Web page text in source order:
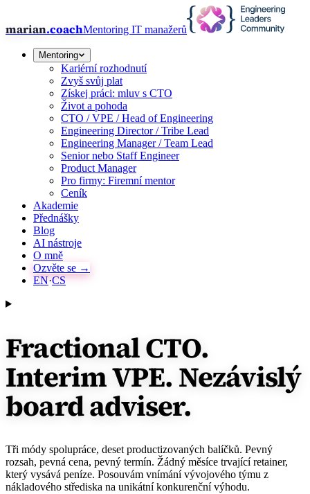
marian.coachMentoring IT manažerů
Mentoring
Kariérní rozhodnutí
Zvyš svůj plat
Získej práci: mluv s CTO
Život a pohoda
CTO / VPE / Head of Engineering
Engineering Director / Tribe Lead
Engineering Manager / Team Lead
Senior nebo Staff Engineer
Product Manager
Pro firmy: Firemní mentor
Ceník
Akademie
Přednášky
Blog
AI nástroje
O mně
Ozvěte se →
EN·CS
Fractional CTO.
Interim VPE. Nezávislý
board adviser.
Tři módy spolupráce, deset productizovaných balíčků. Pevný
rozsah, pevná cena, pevný termín. Žádný měsíce trvající retainer,
který vysává peníze. Posouvám vnímání vývojového týmu z
nákladového střediska na unikátní konkurenční výhodu.